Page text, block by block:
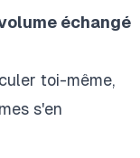
échangé
toi-même,
s'en